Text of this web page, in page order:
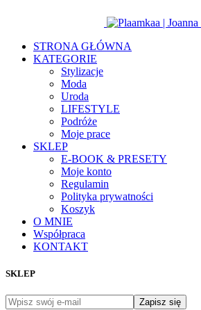
STRONA GŁÓWNA
KATEGORIE
Stylizacje
Moda
Uroda
LIFESTYLE
Podróże
Moje prace
SKLEP
E-BOOK & PRESETY
Moje konto
Regulamin
Polityka prywatności
Koszyk
O MNIE
Współpraca
KONTAKT
SKLEP
Zapisz się